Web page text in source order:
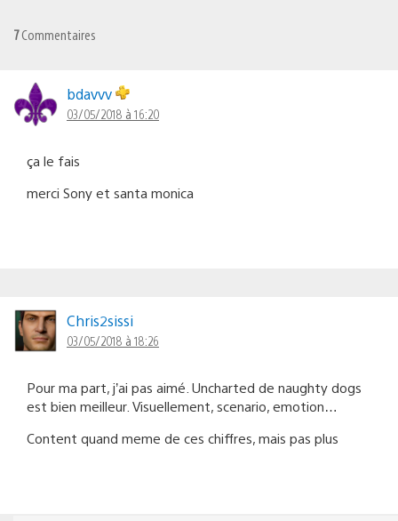
7Commentaires
bdavvv
03/05/2018 à 16:20
ça le fais
merci Sony et santa monica
Chris2sissi
03/05/2018 à 18:26
Pour ma part, j’ai pas aimé. Uncharted de naughty dogs
est bien meilleur. Visuellement, scenario, emotion…
Content quand meme de ces chiffres, mais pas plus